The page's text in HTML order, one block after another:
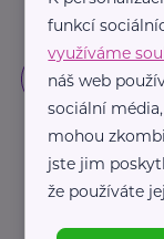
funkcí
využíváme
náš web
sociální
mohou
jste jim
že používáte